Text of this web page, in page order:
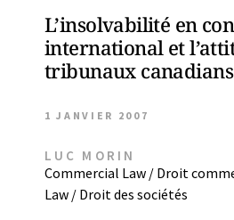
L’insolvabilité en
international et
tribunaux canadians
1 JANVIER 2007
LUC MORIN
Commercial Law / Droit
Law / Droit des sociétés